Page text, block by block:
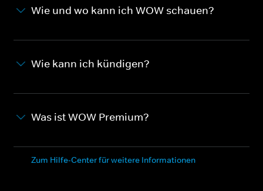
Wie und wo kann ich WOW schauen?
Wie kann ich kündigen?
Was ist WOW Premium?
Zum Hilfe-Center für weitere Informationen